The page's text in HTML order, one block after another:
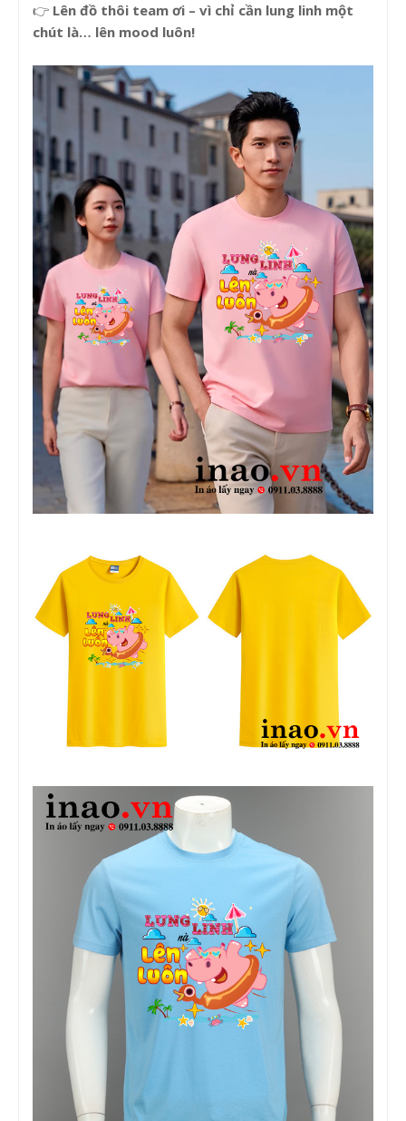
👉 Lên đồ thôi team ơi – vì chỉ cần lung linh một
chút là… lên mood luôn!